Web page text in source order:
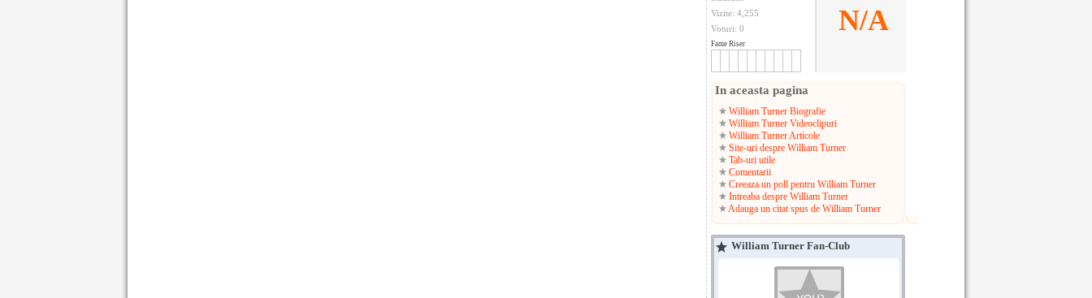
Vizite: 4,255
Voturi: 0
Fame Riser
N/A
In aceasta pagina
William Turner Biografie
William Turner Videoclipuri
William Turner Articole
Site-uri despre William Turner
Tab-uri utile
Comentarii
Creeaza un poll pentru William Turner
Intreaba despre William Turner
Adauga un citat spus de William Turner
William Turner Fan-Club